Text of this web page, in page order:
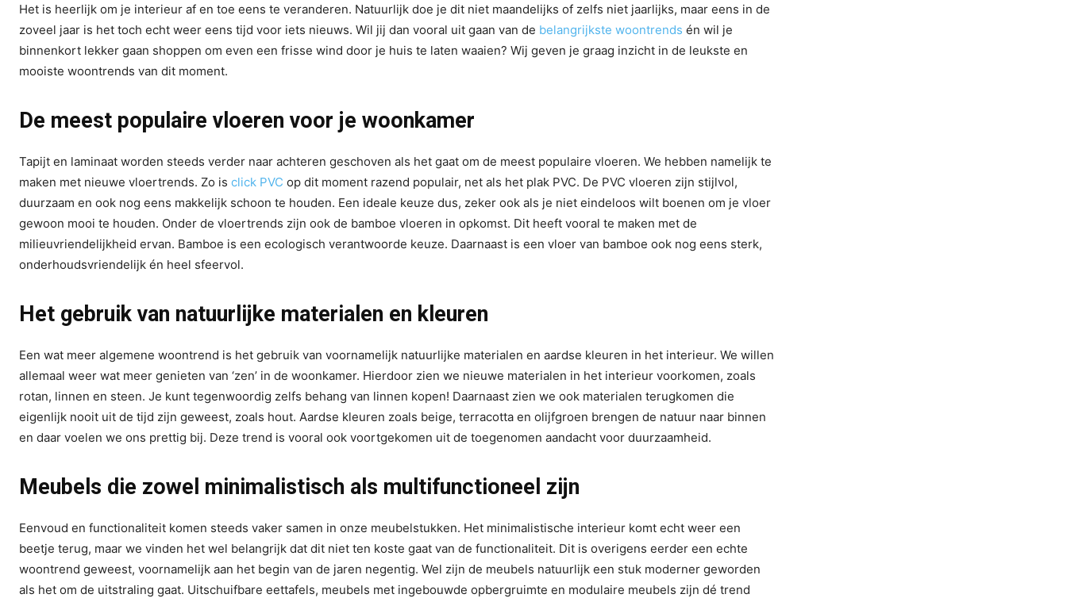
Het is heerlijk om je interieur af en toe eens te veranderen. Natuurlijk doe je dit niet maandelijks of zelfs niet jaarlijks, maar eens in de
zoveel jaar is het toch echt weer eens tijd voor iets nieuws. Wil jij dan vooral uit gaan van de belangrijkste woontrends én wil je
binnenkort lekker gaan shoppen om even een frisse wind door je huis te laten waaien? Wij geven je graag inzicht in de leukste en
mooiste woontrends van dit moment.
De meest populaire vloeren voor je woonkamer
Tapijt en laminaat worden steeds verder naar achteren geschoven als het gaat om de meest populaire vloeren. We hebben namelijk te
maken met nieuwe vloertrends. Zo is click PVC op dit moment razend populair, net als het plak PVC. De PVC vloeren zijn stijlvol,
duurzaam en ook nog eens makkelijk schoon te houden. Een ideale keuze dus, zeker ook als je niet eindeloos wilt boenen om je vloer
gewoon mooi te houden. Onder de vloertrends zijn ook de bamboe vloeren in opkomst. Dit heeft vooral te maken met de
milieuvriendelijkheid ervan. Bamboe is een ecologisch verantwoorde keuze. Daarnaast is een vloer van bamboe ook nog eens sterk,
onderhoudsvriendelijk én heel sfeervol.
Het gebruik van natuurlijke materialen en kleuren
Een wat meer algemene woontrend is het gebruik van voornamelijk natuurlijke materialen en aardse kleuren in het interieur. We willen
allemaal weer wat meer genieten van ‘zen’ in de woonkamer. Hierdoor zien we nieuwe materialen in het interieur voorkomen, zoals
rotan, linnen en steen. Je kunt tegenwoordig zelfs behang van linnen kopen! Daarnaast zien we ook materialen terugkomen die
eigenlijk nooit uit de tijd zijn geweest, zoals hout. Aardse kleuren zoals beige, terracotta en olijfgroen brengen de natuur naar binnen
en daar voelen we ons prettig bij. Deze trend is vooral ook voortgekomen uit de toegenomen aandacht voor duurzaamheid.
Meubels die zowel minimalistisch als multifunctioneel zijn
Eenvoud en functionaliteit komen steeds vaker samen in onze meubelstukken. Het minimalistische interieur komt echt weer een
beetje terug, maar we vinden het wel belangrijk dat dit niet ten koste gaat van de functionaliteit. Dit is overigens eerder een echte
woontrend geweest, voornamelijk aan het begin van de jaren negentig. Wel zijn de meubels natuurlijk een stuk moderner geworden
als het om de uitstraling gaat. Uitschuifbare eettafels, meubels met ingebouwde opbergruimte en modulaire meubels zijn dé trend